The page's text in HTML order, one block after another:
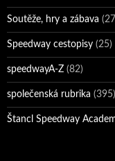
Soutěže, hry a zábava
Speedway cestopisy (25)
speedwayA-Z (82)
společenská rubrika (395)
Štancl Speedway